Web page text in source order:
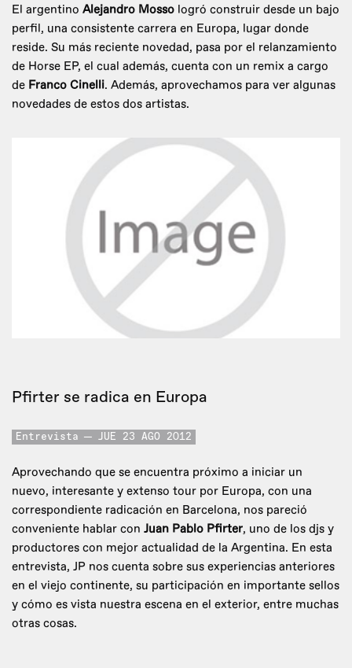
El argentino Alejandro Mosso logró construir desde un bajo
perfil, una consistente carrera en Europa, lugar donde
reside. Su más reciente novedad, pasa por el relanzamiento
de Horse EP, el cual además, cuenta con un remix a cargo
de Franco Cinelli. Además, aprovechamos para ver algunas
novedades de estos dos artistas.
Pfirter se radica en Europa
Entrevista JUE 23 AGO 2012
Aprovechando que se encuentra próximo a iniciar un
nuevo, interesante y extenso tour por Europa, con una
correspondiente radicación en Barcelona, nos pareció
conveniente hablar con Juan Pablo Pfirter, uno de los djs y
productores con mejor actualidad de la Argentina. En esta
entrevista, JP nos cuenta sobre sus experiencias anteriores
en el viejo continente, su participación en importante sellos
y cómo es vista nuestra escena en el exterior, entre muchas
otras cosas.